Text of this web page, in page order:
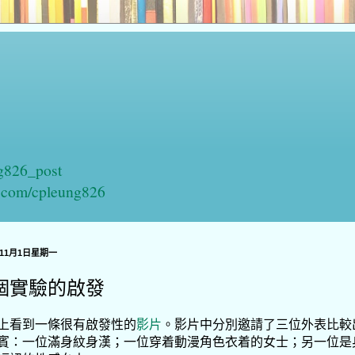
cpleung826
月1日星期一
實驗的啟發
看到一條很有啟發性的影片 。影片中分別邀請了三位外表比
：一位滿身紋身漢；一位穿着動漫角色衣着的女士；另一位是